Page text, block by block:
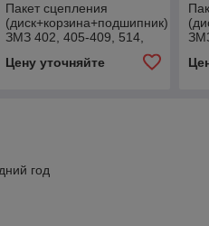
Пакет сцепления
(диск+корзина+подшипник)
ЗМЗ 402, 405-409, 514,
ВМ.5812
Цену уточняйте
год